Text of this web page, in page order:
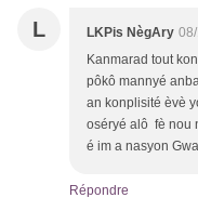
L LKPis NègAry
Kanmarad tout
pôkô mannyé
an konplisité èvè
oséryé alô fè nou
é im a nasyon
Répondre